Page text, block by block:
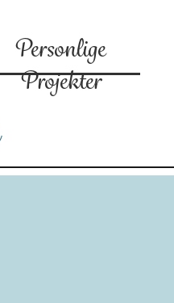
Personlige
Projekter